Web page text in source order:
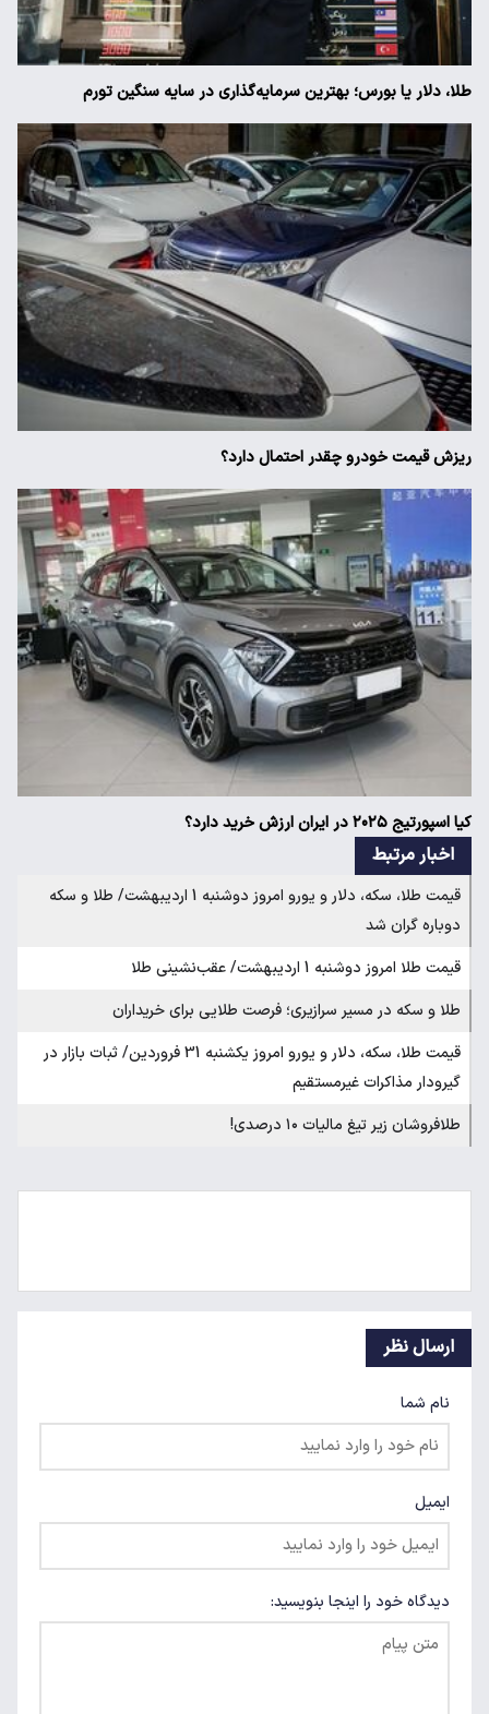
طلا، دلار یا بورس؛ بهترین سرمایه‌گذاری در سایه سنگین تورم
ریزش قیمت خودرو چقدر احتمال دارد؟
کیا اسپورتیج ۲۰۲۵ در ایران ارزش خرید دارد؟
اخبار مرتبط
قیمت طلا، سکه، دلار و یورو امروز دوشنبه 1 اردیبهشت/ طلا و سکه
دوباره گران شد
قیمت طلا امروز دوشنبه 1 اردیبهشت/ عقب‌نشینی طلا
طلا و سکه در مسیر سرازیری؛ فرصت طلایی برای خریداران
قیمت طلا، سکه، دلار و یورو امروز یکشنبه 31 فروردین/ ثبات بازار در
گیرودار مذاکرات غیرمستقیم
طلافروشان زیر تیغ مالیات ۱۰ درصدی!
ارسال نظر
نام شما
ایمیل
دیدگاه خود را اینجا بنویسید: